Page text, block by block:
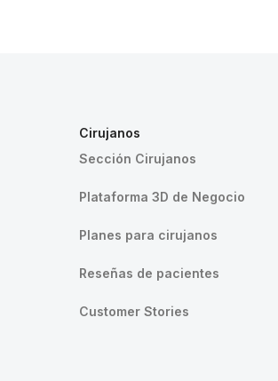
Cirujanos
Sección Cirujanos
Plataforma 3D de Negocio
Planes para cirujanos
Reseñas de pacientes
Customer Stories